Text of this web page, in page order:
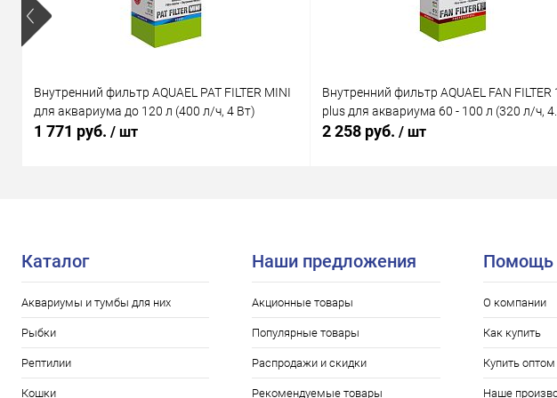
Внутренний фильтр AQUAEL PAT FILTER MINI
для аквариума до 120 л (400 л/ч, 4 Вт)
1 771 руб. / шт
Внутренний фильтр AQUAEL FAN FILTER
plus для аквариума 60 - 100 л (320 л/ч,
2 258 руб. / шт
Каталог
Аквариумы и тумбы для них
Рыбки
Рептилии
Кошки
Наши предложения
Акционные товары
Популярные товары
Распродажи и скидки
Рекомендуемые товары
Помощь
О компании
Как купить
Купить оптом
Наше